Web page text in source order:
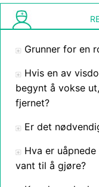
Grunner for en
Hvis en av
begynt å vokse
fjernet?
Er det
Hva er
vant til å gjøre?